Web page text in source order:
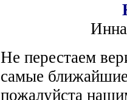
Не перестаем
самые
пожалуйста